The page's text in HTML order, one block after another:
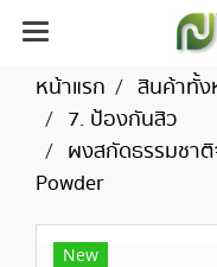
หน้าแรก สินค้าทั้
7. ป้องกันสิว
ผงสกัดธรรมชา
Powder
New